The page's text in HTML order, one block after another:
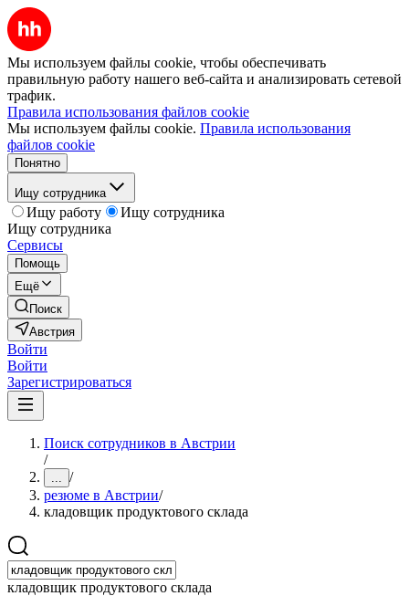
Мы используем файлы cookie, чтобы обеспечивать
правильную работу нашего веб-сайта и анализировать сетевой
трафик.
Правила использования файлов cookie
Мы используем файлы cookie. Правила использования
файлов cookie
Понятно
Ищу сотрудника
Ищу работу
Ищу сотрудника
Ищу сотрудника
Сервисы
Помощь
Ещё
Поиск
Австрия
Войти
Войти
Зарегистрироваться
Поиск сотрудников в Австрии
/
... /
резюме в Австрии/
кладовщик продуктового склада
кладовщик продуктового склада